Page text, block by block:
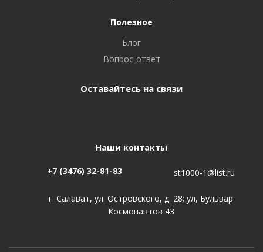
Полезное
Блог
Вопрос-ответ
Оставайтесь на связи
Наши контакты
+7 (3476) 32-81-83 st1000-1@list.ru
г. Салават, ул. Островского, д. 28; ул, Бульвар
Космонавтов 43